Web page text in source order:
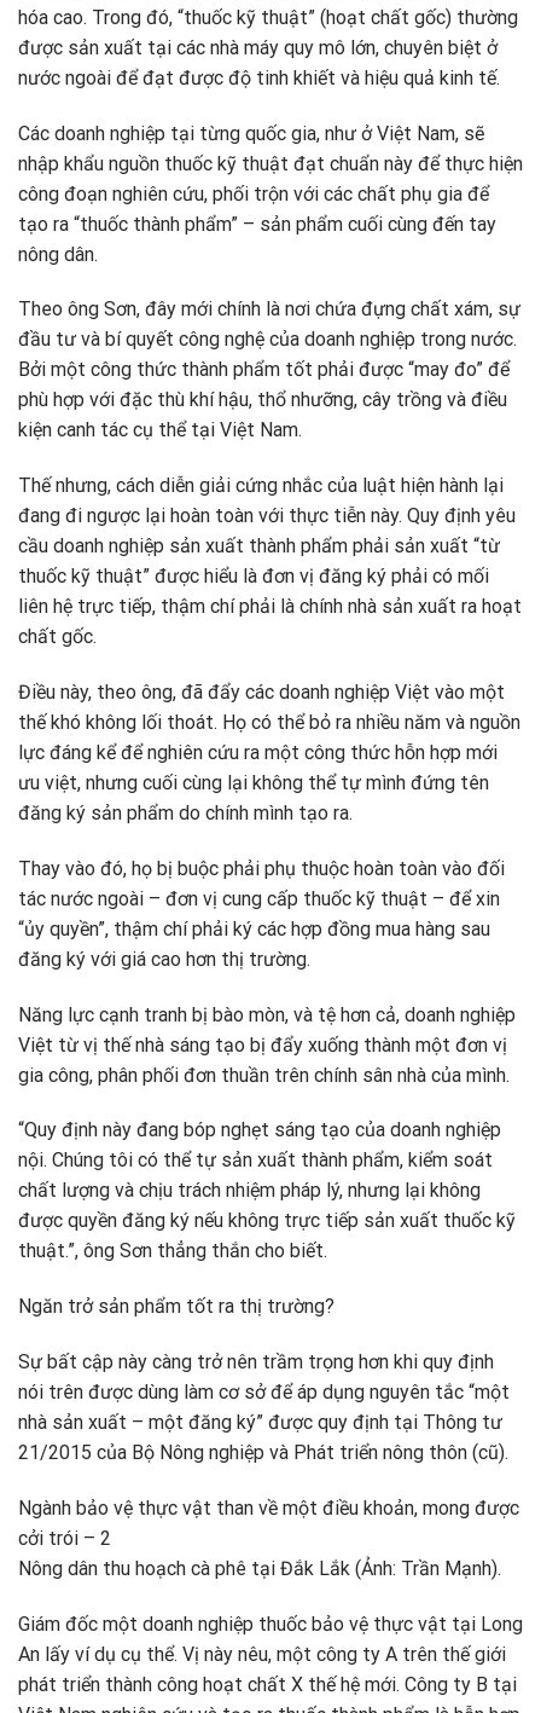
hóa cao. Trong đó, “thuốc kỹ thuật” (hoạt chất gốc) thường
được sản xuất tại các nhà máy quy mô lớn, chuyên biệt ở
nước ngoài để đạt được độ tinh khiết và hiệu quả kinh tế.
Các doanh nghiệp tại từng quốc gia, như ở Việt Nam, sẽ
nhập khẩu nguồn thuốc kỹ thuật đạt chuẩn này để thực hiện
công đoạn nghiên cứu, phối trộn với các chất phụ gia để
tạo ra “thuốc thành phẩm” – sản phẩm cuối cùng đến tay
nông dân.
Theo ông Sơn, đây mới chính là nơi chứa đựng chất xám, sự
đầu tư và bí quyết công nghệ của doanh nghiệp trong nước.
Bởi một công thức thành phẩm tốt phải được “may đo” để
phù hợp với đặc thù khí hậu, thổ nhưỡng, cây trồng và điều
kiện canh tác cụ thể tại Việt Nam.
Thế nhưng, cách diễn giải cứng nhắc của luật hiện hành lại
đang đi ngược lại hoàn toàn với thực tiễn này. Quy định yêu
cầu doanh nghiệp sản xuất thành phẩm phải sản xuất “từ
thuốc kỹ thuật” được hiểu là đơn vị đăng ký phải có mối
liên hệ trực tiếp, thậm chí phải là chính nhà sản xuất ra hoạt
chất gốc.
Điều này, theo ông, đã đẩy các doanh nghiệp Việt vào một
thế khó không lối thoát. Họ có thể bỏ ra nhiều năm và nguồn
lực đáng kể để nghiên cứu ra một công thức hỗn hợp mới
ưu việt, nhưng cuối cùng lại không thể tự mình đứng tên
đăng ký sản phẩm do chính mình tạo ra.
Thay vào đó, họ bị buộc phải phụ thuộc hoàn toàn vào đối
tác nước ngoài – đơn vị cung cấp thuốc kỹ thuật – để xin
“ủy quyền”, thậm chí phải ký các hợp đồng mua hàng sau
đăng ký với giá cao hơn thị trường.
Năng lực cạnh tranh bị bào mòn, và tệ hơn cả, doanh nghiệp
Việt từ vị thế nhà sáng tạo bị đẩy xuống thành một đơn vị
gia công, phân phối đơn thuần trên chính sân nhà của mình.
“Quy định này đang bóp nghẹt sáng tạo của doanh nghiệp
nội. Chúng tôi có thể tự sản xuất thành phẩm, kiểm soát
chất lượng và chịu trách nhiệm pháp lý, nhưng lại không
được quyền đăng ký nếu không trực tiếp sản xuất thuốc kỹ
thuật.”, ông Sơn thẳng thắn cho biết.
Ngăn trở sản phẩm tốt ra thị trường?
Sự bất cập này càng trở nên trầm trọng hơn khi quy định
nói trên được dùng làm cơ sở để áp dụng nguyên tắc “một
nhà sản xuất – một đăng ký” được quy định tại Thông tư
21/2015 của Bộ Nông nghiệp và Phát triển nông thôn (cũ).
Ngành bảo vệ thực vật than về một điều khoản, mong được
cởi trói – 2
Nông dân thu hoạch cà phê tại Đắk Lắk (Ảnh: Trần Mạnh).
Giám đốc một doanh nghiệp thuốc bảo vệ thực vật tại Long
An lấy ví dụ cụ thể. Vị này nêu, một công ty A trên thế giới
phát triển thành công hoạt chất X thế hệ mới. Công ty B tại